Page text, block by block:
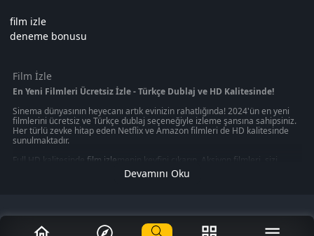
film izle
deneme bonusu
Film İzle
En Yeni Filmleri Ücretsiz İzle - Türkçe Dublaj ve HD Kalitesinde!
Sinema dünyasının heyecanı artık evinizin rahatlığında! 2024'ün en yeni
filmlerini ücretsiz ve Türkçe dublaj seçeneğiyle izleme şansına sahipsiniz.
Her türlü zevke hitap eden Netflix ve Amazon filmleri de HD kalitesinde
sunulmaktadır.
Full HD kalitesinde film izle menin keyfini çıkarın. Aksiyon filmleri, sizi
gerilim dolu anların içine çekerken, macera filmleri sizi uzak diyarlara
götürecek. Korku filmleri, heyecan dolu anlar yaşamanızı sağlarken, en
şekilde yaşatmayı hedefliyor. Bu platformlar, sizin için en iyi seçenekleri
sunmak için sürekli olarak güncellenmektedir. En yeni filmleri, en yüksek
Devamını Oku